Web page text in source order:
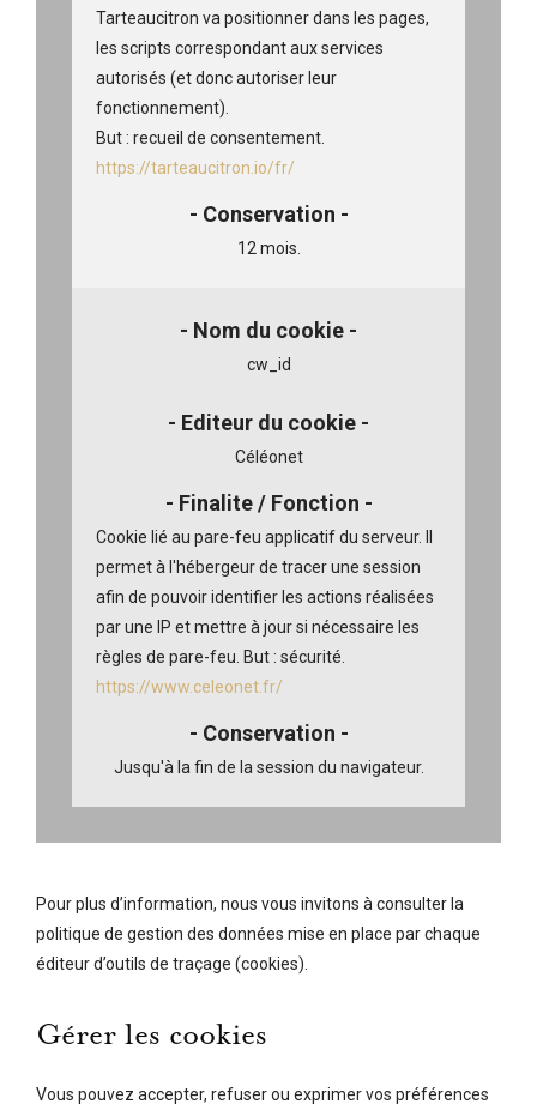
Tarteaucitron va positionner dans les pages,
les scripts correspondant aux services
autorisés (et donc autoriser leur
fonctionnement).
But : recueil de consentement.
https://tarteaucitron.io/fr/
12 mois.
cw_id
Céléonet
Cookie lié au pare-feu applicatif du serveur.
permet à l'hébergeur de tracer une session
afin de pouvoir identifier les actions réalisées
par une IP et mettre à jour si nécessaire les
règles de pare-feu. But : sécurité.
https://www.celeonet.fr/
Jusqu'à la fin de la session du navigateur.
Pour plus d’information, nous vous invitons à consulter la
politique de gestion des données mise en place par chaque
éditeur d’outils de traçage (cookies).
Gérer les cookies
Vous pouvez accepter, refuser ou exprimer vos préférences